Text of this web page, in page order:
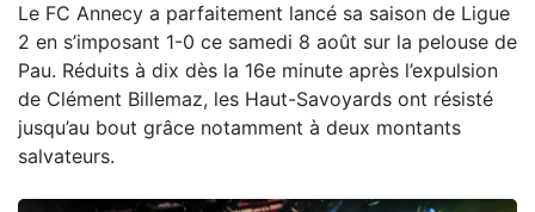
Le FC Annecy a parfaitement lancé sa saison de Ligue
2 en s’imposant 1-0 ce samedi 8 août sur la pelouse de
Pau. Réduits à dix dès la 16e minute après l’expulsion
de Clément Billemaz, les Haut-Savoyards ont résisté
jusqu’au bout grâce notamment à deux montants
salvateurs.